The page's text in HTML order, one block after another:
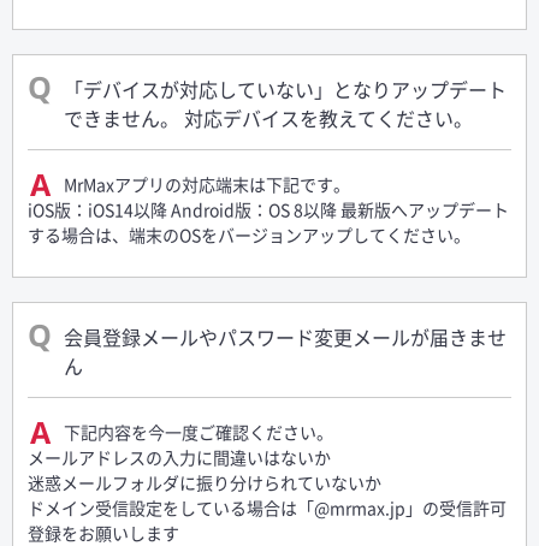
「デバイスが対応していない」となりアップデート
できません。 対応デバイスを教えてください。
MrMaxアプリの対応端末は下記です。
iOS版：iOS14以降 Android版：OS 8以降 最新版へアップデート
する場合は、端末のOSをバージョンアップしてください。
会員登録メールやパスワード変更メールが届きませ
ん
下記内容を今一度ご確認ください。
メールアドレスの入力に間違いはないか
迷惑メールフォルダに振り分けられていないか
ドメイン受信設定をしている場合は「@mrmax.jp」の受信許可
登録をお願いします